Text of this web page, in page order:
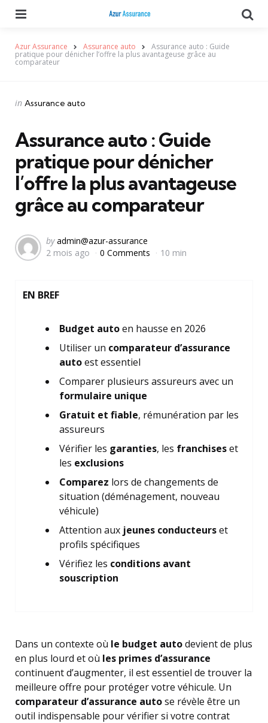
Azur Assurance Assurance auto Assurance auto : Guide
pratique pour dénicher l’offre la plus avantageuse grâce au
comparateur
Categories
Posted
in Assurance auto
Assurance auto : Guide
pratique pour dénicher
l’offre la plus avantageuse
grâce au comparateur
Posted
by
by admin@azur-assurance
2 mois ago
0 Comments 10 min
EN BREF
Budget autoen hausse en 2026
Utiliser un comparateur d’assurance
autoest essentiel
Comparer plusieurs assureurs avec un
formulaire unique
Gratuit et fiable, rémunération par les
assureurs
Vérifier les garanties, les franchiseset
les exclusions
Comparez lors de changements de
situation (déménagement, nouveau
véhicule)
Attention aux jeunes conducteurset
profils spécifiques
Vérifiez les conditions avant
souscription
Dans un contexte où le budget autodevient de plus
en plus lourd et où les primes d’assurance
continuent d’augmenter, il est essentiel de trouver la
meilleure offre pour protéger votre véhicule. Un
comparateur d’assurance autose révèle être un
outil indispensable pour vérifier si votre contrat